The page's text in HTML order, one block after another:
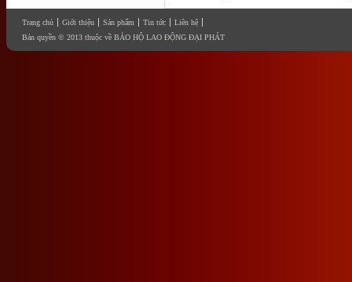
Trang chủ Giới thiệu Sản phẩm Tin tức
Liên hệ
Bản quyền © 2013 thuộc về BẢO HỘ LAO ĐỘNG ĐẠI PHÁT